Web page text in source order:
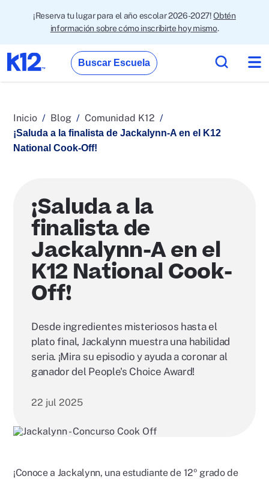
¡Reserva tu lugar para el año escolar 2026-2027!Obtén
información sobre cómo inscribirte hoy mismo.
Buscar Escuela
Inicio Blog Comunidad K12
¡Saluda a la finalista de Jackalynn-A en el K12
National Cook-Off!
¡Saluda a la
finalista de
Jackalynn-A en el
K12 National Cook-
Off!
Desde ingredientes misteriosos hasta el
plato final, Jackalynn muestra una habilidad
seria. ¡Mira su episodio y ayuda a coronar al
ganador del People's Choice Award!
22 jul 2025
¡Conoce a Jackalynn, una estudiante de 12º grado de